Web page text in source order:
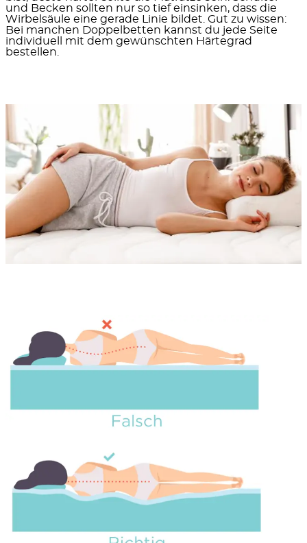
und Becken sollten nur so tief einsinken, dass die
Wirbelsäule eine gerade Linie bildet. Gut zu wissen:
Bei manchen Doppelbetten kannst du jede Seite
individuell mit dem gewünschten Härtegrad
bestellen.